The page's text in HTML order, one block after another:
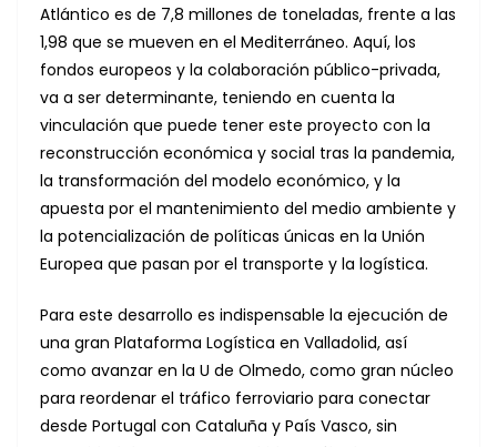
Atlántico es de 7,8 millones de toneladas, frente a las
1,98 que se mueven en el Mediterráneo. Aquí, los
fondos europeos y la colaboración público-privada,
va a ser determinante, teniendo en cuenta la
vinculación que puede tener este proyecto con la
reconstrucción económica y social tras la pandemia,
la transformación del modelo económico, y la
apuesta por el mantenimiento del medio ambiente y
la potencialización de políticas únicas en la Unión
Europea que pasan por el transporte y la logística.
Para este desarrollo es indispensable la ejecución de
una gran Plataforma Logística en Valladolid, así
como avanzar en la U de Olmedo, como gran núcleo
para reordenar el tráfico ferroviario para conectar
desde Portugal con Cataluña y País Vasco, sin